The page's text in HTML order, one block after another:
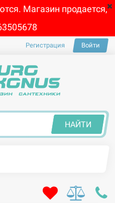
Магазин продается,
Регистрация Войти
НАЙТИ